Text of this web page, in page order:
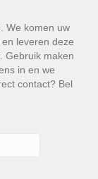
We komen uw
leveren deze
Gebruik maken
in en we
contact? Bel